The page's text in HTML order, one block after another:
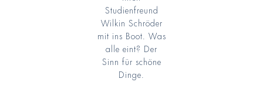
Studienfreund
Wilkin Schröder
mit ins Boot. Was
alle eint? Der
Sinn für schöne
Dinge.